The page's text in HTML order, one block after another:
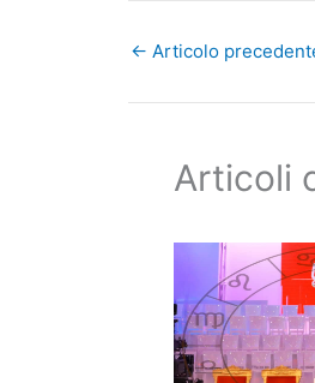
← Articolo
Articoli